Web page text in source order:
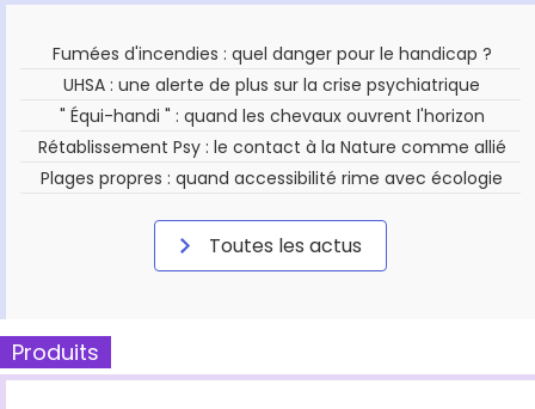
Fumées d'incendies : quel danger pour le handicap ?
UHSA : une alerte de plus sur la crise psychiatrique
" Équi-handi " : quand les chevaux ouvrent l'horizon
Rétablissement Psy : le contact à la Nature comme allié
Plages propres : quand accessibilité rime avec écologie
Toutes les actus
Produits